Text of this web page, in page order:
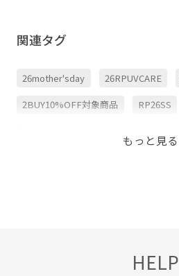
関連タグ
26mother'sday 26RPUVCARE
2BUY10%OFF対象商品 RP26SS
もっと見る
HELP